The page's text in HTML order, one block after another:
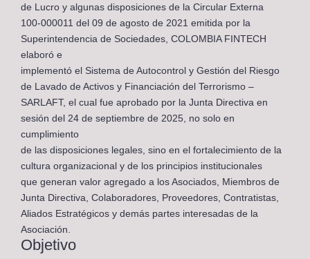
de Lucro y algunas disposiciones de la Circular Externa
100-000011 del 09 de agosto de 2021 emitida por la
Superintendencia de Sociedades, COLOMBIA FINTECH
elaboró e
implementó el Sistema de Autocontrol y Gestión del Riesgo
de Lavado de Activos y Financiación del Terrorismo –
SARLAFT, el cual fue aprobado por la Junta Directiva en
sesión del 24 de septiembre de 2025, no solo en
cumplimiento
de las disposiciones legales, sino en el fortalecimiento de la
cultura organizacional y de los principios institucionales
que generan valor agregado a los Asociados, Miembros de
Junta Directiva, Colaboradores, Proveedores, Contratistas,
Aliados Estratégicos y demás partes interesadas de la
Asociación.
Objetivo